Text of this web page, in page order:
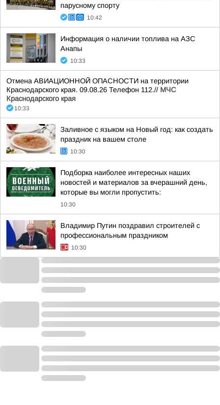
парусному спорту
10:42
Информация о наличии топлива на АЗС
Анапы
10:33
Отмена АВИАЦИОННОЙ ОПАСНОСТИ на территории
Краснодарского края. 09.08.26 Телефон 112.// МЧС
Краснодарского края
10:33
Заливное с языком на Новый год: как создать
праздник на вашем столе
10:30
Подборка наиболее интересных наших
новостей и материалов за вчерашний день,
которые вы могли пропустить:
10:30
Владимир Путин поздравил строителей с
профессиональным праздником
10:30